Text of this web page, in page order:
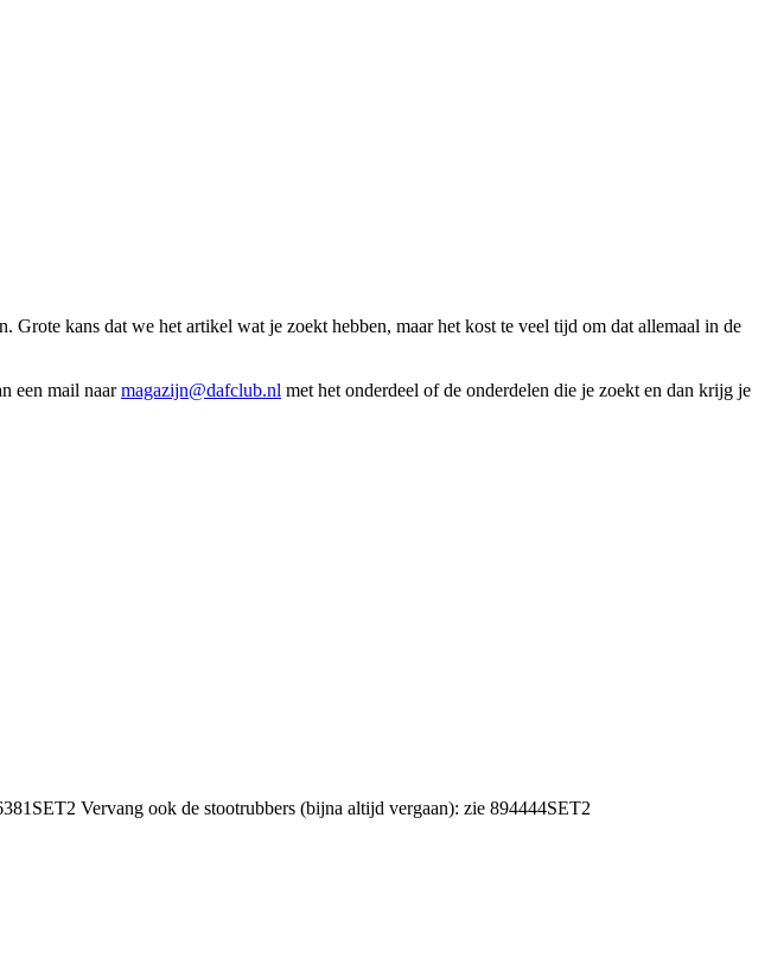
Grote kans dat we het artikel wat je zoekt hebben, maar het kost te veel tijd om dat allemaal in de
een mail naarmagazijn@dafclub.nl met het onderdeel of de onderdelen die je zoekt en dan krijg je
Vervang ook de stootrubbers (bijna altijd vergaan): zie 894444SET2